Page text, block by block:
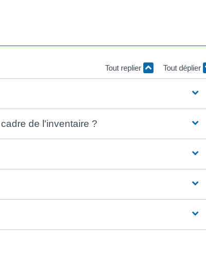
Tout replier Tout déplier
de l'inventaire ?